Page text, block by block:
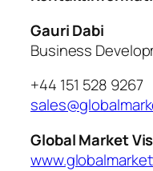
Gauri Dabi
Business
+44 151 528 9267
Global Market